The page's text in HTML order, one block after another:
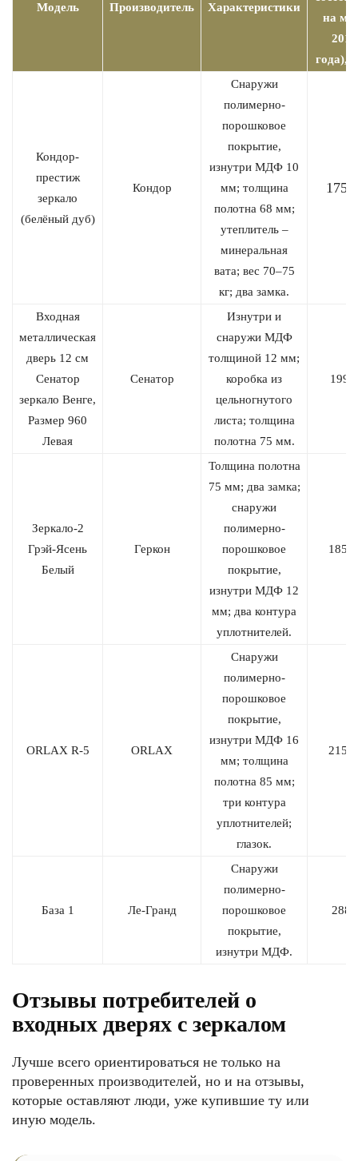
Модель Производитель Характеристики
на
2019
года),
Кондор-
престиж
зеркало
(белёный дуб)
Кондор
Снаружи
полимерно-
порошковое
покрытие,
изнутри МДФ 10
мм; толщина
полотна 68 мм;
утеплитель –
минеральная
вата; вес 70–75
кг; два замка.
Входная
металлическая
дверь 12 см
Сенатор
зеркало Венге,
Размер 960
Левая
Сенатор
Изнутри и
снаружи МДФ
толщиной 12 мм;
коробка из
цельногнутого
листа; толщина
полотна 75 мм.
Зеркало-2
Грэй-Ясень
Белый
Геркон
Толщина полотна
75 мм; два замка;
снаружи
полимерно-
порошковое
покрытие,
изнутри МДФ 12
мм; два контура
уплотнителей.
ORLAX R-5 ORLAX
Снаружи
полимерно-
порошковое
покрытие,
изнутри МДФ 16
мм; толщина
полотна 85 мм;
три контура
уплотнителей;
глазок.
База 1 Ле-Гранд
Снаружи
полимерно-
порошковое
покрытие,
изнутри МДФ.
Отзывы потребителей о
входных дверях с зеркалом
Лучше всего ориентироваться не только на
проверенных производителей, но и на отзывы,
которые оставляют люди, уже купившие ту или
иную модель.